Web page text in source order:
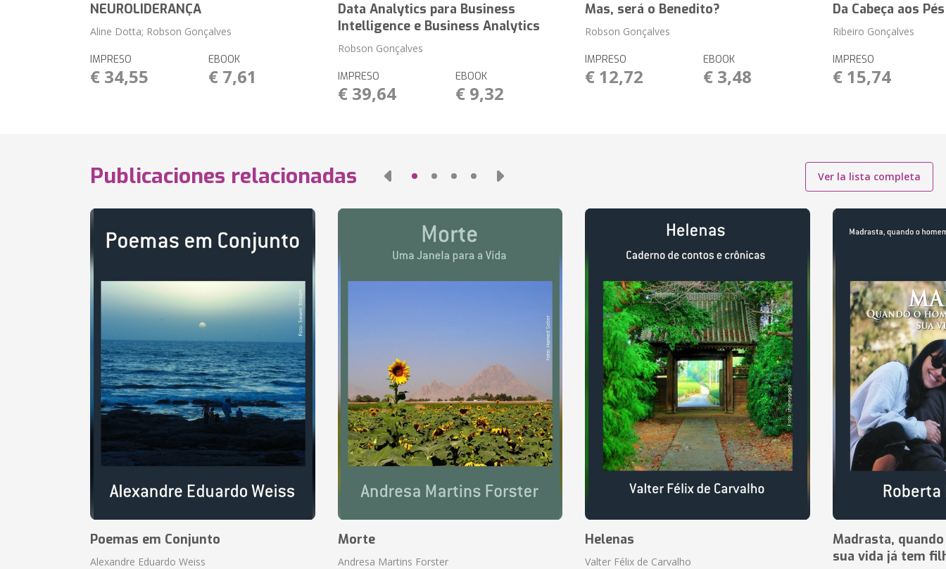
NEUROLIDERANÇA
Aline Dotta; Robson Gonçalves
IMPRESO
€ 34,55
EBOOK
€ 7,61
Data Analytics para Business
Intelligence e Business Analytics
Robson Gonçalves
IMPRESO
€ 39,64
EBOOK
€ 9,32
Mas, será o Benedito?
Robson Gonçalves
IMPRESO
€ 12,72
EBOOK
€ 3,48
Da Cabeça aos Pés
Ribeiro Gonçalves
IMPRESO
€ 15,74
Publicaciones relacionadas Ver la lista completa
Poemas em Conjunto
Alexandre Eduardo Weiss
Morte
Andresa Martins Forster
Helenas
Valter Félix de Carvalho
Madrasta,
sua vida já tem